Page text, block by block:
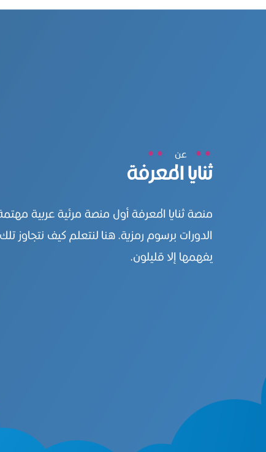
عن
ثنايا المعرفة
منصة ثنايا المعرفة أول منصة مرئية عربية
الدورات برسوم رمزية. هنا لنتعلم كيف نتجاوز
يفهمها إلا قليلون.